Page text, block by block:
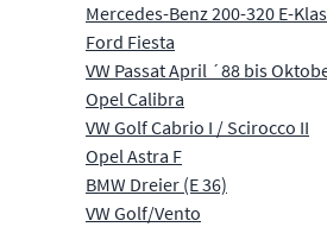
Mercedes-Benz 200-320 E-
Ford Fiesta
VW Passat April ´88 bis
Opel Calibra
VW Golf Cabrio I / Scirocco II
Opel Astra F
BMW Dreier (E 36)
VW Golf/Vento